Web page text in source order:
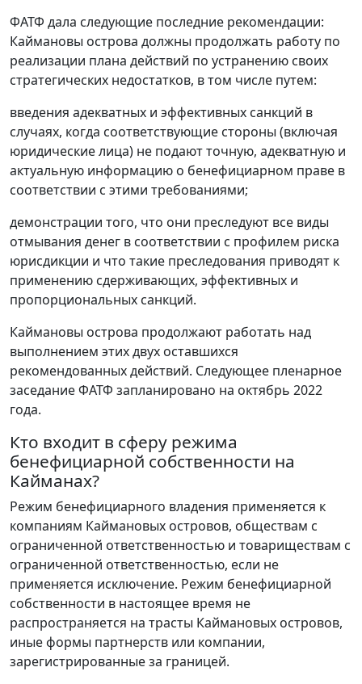
ФАТФ дала следующие последние рекомендации:
Каймановы острова должны продолжать работу по
реализации плана действий по устранению своих
стратегических недостатков, в том числе путем:
введения адекватных и эффективных санкций в
случаях, когда соответствующие стороны (включая
юридические лица) не подают точную, адекватную и
актуальную информацию о бенефициарном праве в
соответствии с этими требованиями;
демонстрации того, что они преследуют все виды
отмывания денег в соответствии с профилем риска
юрисдикции и что такие преследования приводят к
применению сдерживающих, эффективных и
пропорциональных санкций.
Каймановы острова продолжают работать над
выполнением этих двух оставшихся
рекомендованных действий. Следующее пленарное
заседание ФАТФ запланировано на октябрь 2022
года.
Кто входит в сферу режима
бенефициарной собственности на
Кайманах?
Режим бенефициарного владения применяется к
компаниям Каймановых островов, обществам с
ограниченной ответственностью и товариществам с
ограниченной ответственностью, если не
применяется исключение. Режим бенефициарной
собственности в настоящее время не
распространяется на трасты Каймановых островов,
иные формы партнерств или компании,
зарегистрированные за границей.